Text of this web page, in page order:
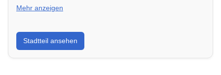
Mehr anzeigen
Erfahre mehr über deinen Stadtteil in Neuwied:
Lebensqualität, Verkehrsanbindung, Schulen,
Freizeitmöglichkeiten und Mietpreise.
Stadtteil ansehen